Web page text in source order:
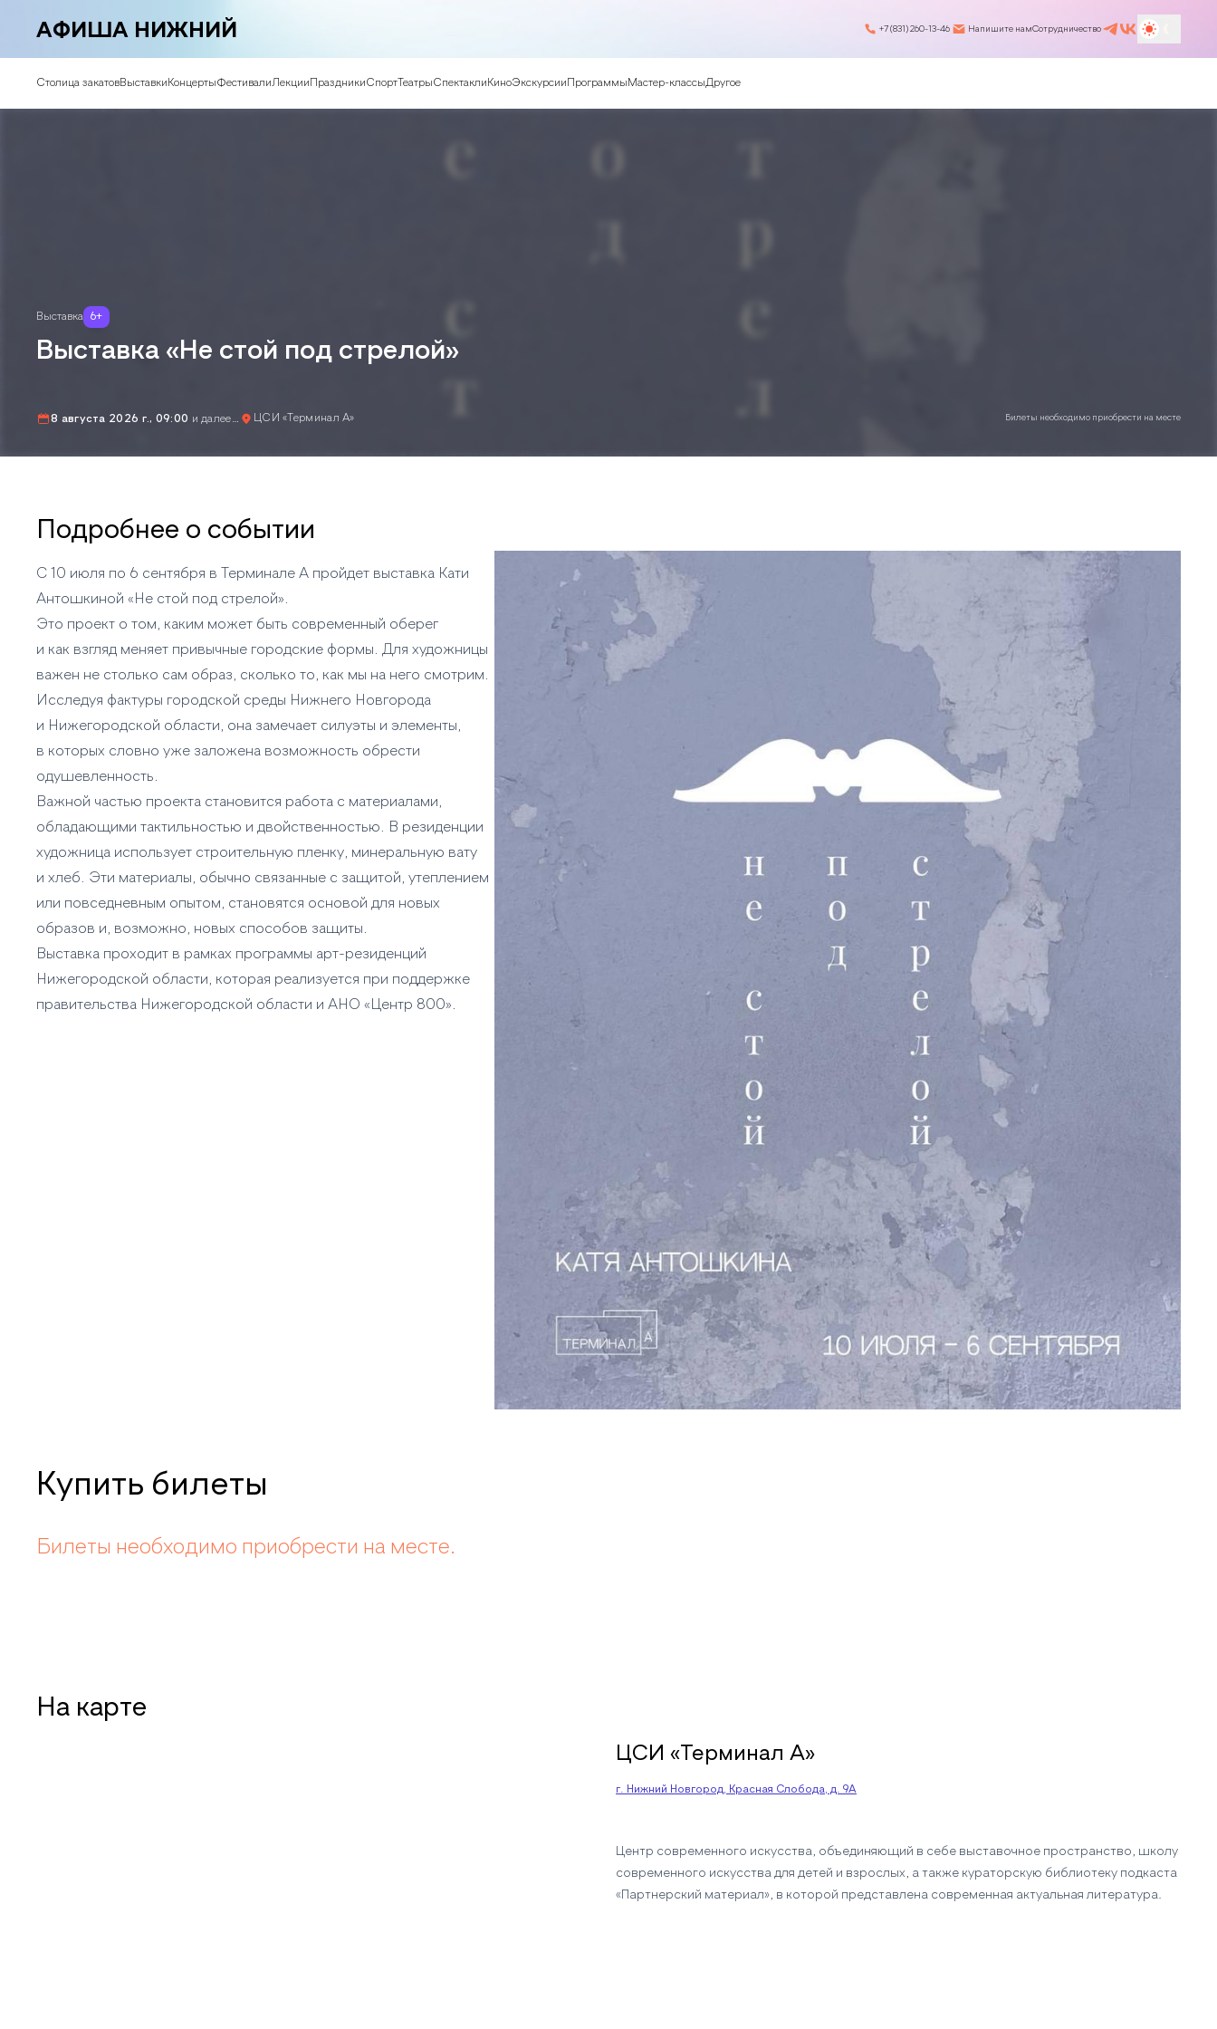
АФИША НИЖНИЙ +7 (831) 260-13-46 Напишите намСотрудничество
Столица закатовВыставкиКонцертыФестивалиЛекции ПраздникиСпорт ТеатрыСпектаклиКиноЭкскурсии Программы Мастер-классыДругое
Выставка 6+
Выставка «Не стой под стрелой»
8 августа 2026 г., 09:00 и далее… ЦСИ «Терминал А» Билеты необходимо приобрести на месте
Подробнее о событии
С 10 июля по 6 сентября в Терминале А пройдет выставка Кати
Антошкиной «Не стой под стрелой».
Это проект о том, каким может быть современный оберег
и как взгляд меняет привычные городские формы. Для художницы
важен не столько сам образ, сколько то, как мы на него смотрим.
Исследуя фактуры городской среды Нижнего Новгорода
и Нижегородской области, она замечает силуэты и элементы,
в которых словно уже заложена возможность обрести
одушевленность.
Важной частью проекта становится работа с материалами,
обладающими тактильностью и двойственностью. В резиденции
художница использует строительную пленку, минеральную вату
и хлеб. Эти материалы, обычно связанные с защитой, утеплением
или повседневным опытом, становятся основой для новых
образов и, возможно, новых способов защиты.
Выставка проходит в рамках программы арт-резиденций
Нижегородской области, которая реализуется при поддержке
правительства Нижегородской области и АНО «Центр 800».
Купить билеты
Билеты необходимо приобрести на месте.
На карте
ЦСИ «Терминал А»
г. Нижний Новгород, Красная Слобода, д. 9А
Центр современного искусства, объединяющий в себе выставочное пространство, школу
современного искусства для детей и взрослых, а также кураторскую библиотеку подкаста
«Партнерский материал», в которой представлена современная актуальная литература.